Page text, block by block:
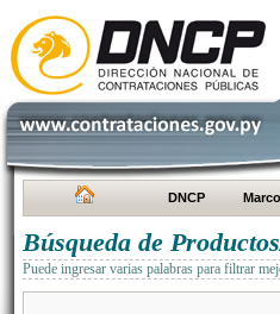
DNCP
Búsqueda de
Puede ingresar varias palabras para filtrar